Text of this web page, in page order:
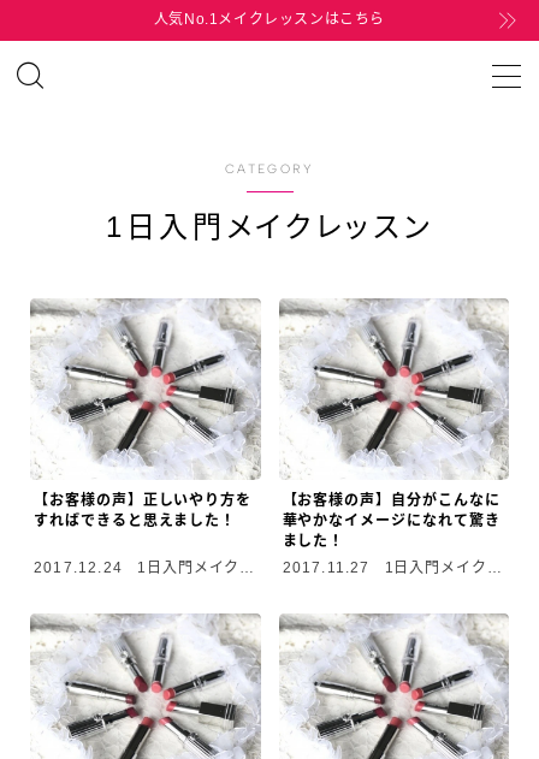
人気No.1メイクレッスンはこちら
MENU
TEL
MAIL
CATEGORY
1日入門メイクレッスン
【お客様の声】正しいやり方を
すればできると思えました！
2017.12.24
1日入門メイクレ
【お客様の声】自分がこんなに
華やかなイメージになれて驚き
ました！
2017.11.27
1日入門メイクレ